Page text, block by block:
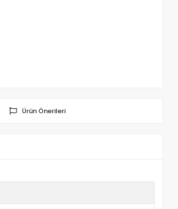
Ürün Önerileri